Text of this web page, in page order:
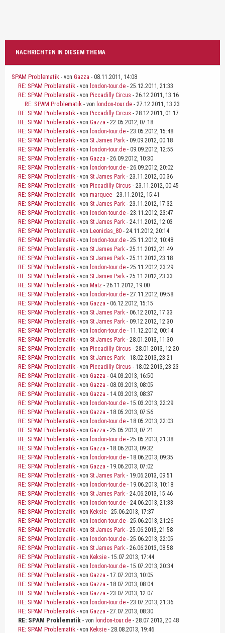
NACHRICHTEN IN DIESEM THEMA
SPAM Problematik - von Gazza - 08.11.2011, 14:08
RE: SPAM Problematik - von london-tour.de - 25.12.2011, 21:33
RE: SPAM Problematik - von Piccadilly Circus - 26.12.2011, 13:16
RE: SPAM Problematik - von london-tour.de - 27.12.2011, 13:23
RE: SPAM Problematik - von Piccadilly Circus - 28.12.2011, 01:17
RE: SPAM Problematik - von Gazza - 22.05.2012, 07:18
RE: SPAM Problematik - von london-tour.de - 23.05.2012, 15:48
RE: SPAM Problematik - von St James Park - 09.09.2012, 00:18
RE: SPAM Problematik - von london-tour.de - 09.09.2012, 12:55
RE: SPAM Problematik - von Gazza - 26.09.2012, 10:30
RE: SPAM Problematik - von london-tour.de - 26.09.2012, 20:02
RE: SPAM Problematik - von St James Park - 23.11.2012, 00:36
RE: SPAM Problematik - von Piccadilly Circus - 23.11.2012, 00:45
RE: SPAM Problematik - von marquee - 23.11.2012, 15:41
RE: SPAM Problematik - von St James Park - 23.11.2012, 17:32
RE: SPAM Problematik - von london-tour.de - 23.11.2012, 23:47
RE: SPAM Problematik - von St James Park - 24.11.2012, 12:03
RE: SPAM Problematik - von Leonidas_80 - 24.11.2012, 20:14
RE: SPAM Problematik - von london-tour.de - 25.11.2012, 10:48
RE: SPAM Problematik - von St James Park - 25.11.2012, 21:49
RE: SPAM Problematik - von St James Park - 25.11.2012, 23:18
RE: SPAM Problematik - von london-tour.de - 25.11.2012, 23:29
RE: SPAM Problematik - von St James Park - 25.11.2012, 23:33
RE: SPAM Problematik - von Matz - 26.11.2012, 19:00
RE: SPAM Problematik - von london-tour.de - 27.11.2012, 09:58
RE: SPAM Problematik - von Gazza - 06.12.2012, 15:15
RE: SPAM Problematik - von St James Park - 06.12.2012, 17:33
RE: SPAM Problematik - von St James Park - 09.12.2012, 12:30
RE: SPAM Problematik - von london-tour.de - 11.12.2012, 00:14
RE: SPAM Problematik - von St James Park - 28.01.2013, 11:30
RE: SPAM Problematik - von Piccadilly Circus - 28.01.2013, 12:20
RE: SPAM Problematik - von St James Park - 18.02.2013, 23:21
RE: SPAM Problematik - von Piccadilly Circus - 18.02.2013, 23:23
RE: SPAM Problematik - von Gazza - 04.03.2013, 16:50
RE: SPAM Problematik - von Gazza - 08.03.2013, 08:05
RE: SPAM Problematik - von Gazza - 14.03.2013, 08:37
RE: SPAM Problematik - von london-tour.de - 15.03.2013, 22:29
RE: SPAM Problematik - von Gazza - 18.05.2013, 07:56
RE: SPAM Problematik - von london-tour.de - 18.05.2013, 22:03
RE: SPAM Problematik - von Gazza - 25.05.2013, 07:21
RE: SPAM Problematik - von london-tour.de - 25.05.2013, 21:38
RE: SPAM Problematik - von Gazza - 18.06.2013, 09:32
RE: SPAM Problematik - von london-tour.de - 18.06.2013, 09:35
RE: SPAM Problematik - von Gazza - 19.06.2013, 07:02
RE: SPAM Problematik - von St James Park - 19.06.2013, 09:51
RE: SPAM Problematik - von london-tour.de - 19.06.2013, 10:18
RE: SPAM Problematik - von St James Park - 24.06.2013, 15:46
RE: SPAM Problematik - von london-tour.de - 24.06.2013, 21:33
RE: SPAM Problematik - von Keksie - 25.06.2013, 17:37
RE: SPAM Problematik - von london-tour.de - 25.06.2013, 21:26
RE: SPAM Problematik - von St James Park - 25.06.2013, 21:58
RE: SPAM Problematik - von london-tour.de - 25.06.2013, 22:05
RE: SPAM Problematik - von St James Park - 26.06.2013, 08:58
RE: SPAM Problematik - von Keksie - 15.07.2013, 17:44
RE: SPAM Problematik - von london-tour.de - 15.07.2013, 20:34
RE: SPAM Problematik - von Gazza - 17.07.2013, 10:05
RE: SPAM Problematik - von Gazza - 18.07.2013, 08:04
RE: SPAM Problematik - von Gazza - 23.07.2013, 12:07
RE: SPAM Problematik - von london-tour.de - 23.07.2013, 21:36
RE: SPAM Problematik - von Gazza - 27.07.2013, 08:30
RE: SPAM Problematik - von london-tour.de - 28.07.2013, 20:48
RE: SPAM Problematik - von Keksie - 28.08.2013, 19:46